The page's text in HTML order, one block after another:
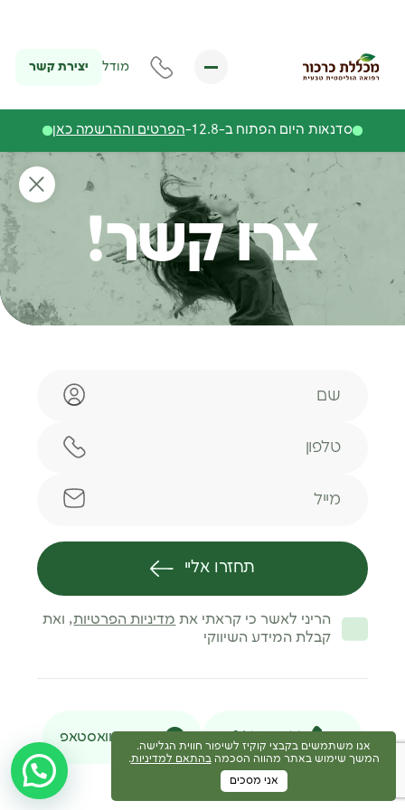
מודל יצירת קשר
סדנאות היום הפתוח ב-12.8- הפרטים וההרשמה כאן
צרו קשר!
תחזרו אליי
הריני לאשר כי קראתי את מדיניות הפרטיות, ואת
קבלת המידע השיווקי
046377716 הודעת וואסטאפ
אנו משתמשים בקבצי קוקיז לשיפור חווית הגלישה.
המשך שימוש באתר מהווה הסכמהבהתאם למדיניות.
אני מסכים